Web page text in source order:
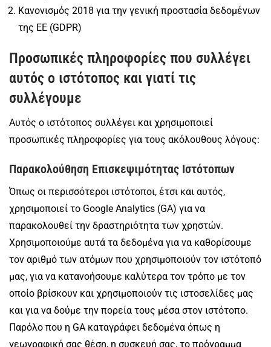
Κανονισμός 2018 για την γενική προστασία δεδομένων
της ΕΕ (GDPR)
Προσωπικές πληροφορίες που συλλέγει
αυτός ο ιστότοπος και γιατί τις
συλλέγουμε
Αυτός ο ιστότοπος συλλέγει και χρησιμοποιεί
προσωπικές πληροφορίες για τους ακόλουθους λόγους:
Παρακολούθηση Επισκεψιμότητας Ιστότοπων
Όπως οι περισσότεροι ιστότοποι, έτσι και αυτός,
χρησιμοποιεί το Google Analytics (GA) για να
παρακολουθεί την δραστηριότητα των χρηστών.
Χρησιμοποιούμε αυτά τα δεδομένα για να καθορίσουμε
τον αριθμό των ατόμων που χρησιμοποιούν τον ιστότοπό
μας, για να κατανοήσουμε καλύτερα τον τρόπο με τον
οποίο βρίσκουν και χρησιμοποιούν τις ιστοσελίδες μας
και για να δούμε την πορεία τους μέσα στον ιστότοπο.
Παρόλο που η GA καταγράφει δεδομένα όπως η
γεωγραφική σας θέση, η συσκευή σας, το πρόγραμμα